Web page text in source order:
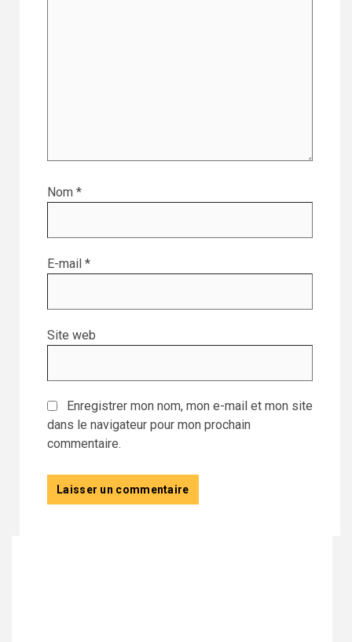
Nom *
E-mail *
Site web
Enregistrer mon nom, mon e-mail et mon site
dans le navigateur pour mon prochain
commentaire.